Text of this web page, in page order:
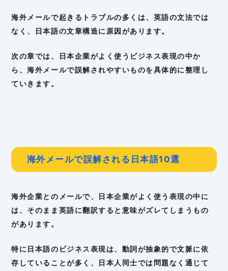
海外メールで起きるトラブルの多くは、英語の文法では
なく、日本語の文章構造に原因があります。
次の章では、日本企業がよく使うビジネス表現の中か
ら、海外メールで誤解されやすいものを具体的に整理し
ていきます。
海外メールで誤解される日本語10選
海外企業とのメールで、日本企業がよく使う表現の中に
は、そのまま英語に翻訳すると意味がズレてしまうもの
があります。
特に日本語のビジネス表現は、動詞が抽象的で文脈に依
存していることが多く、日本人同士では問題なく通じて